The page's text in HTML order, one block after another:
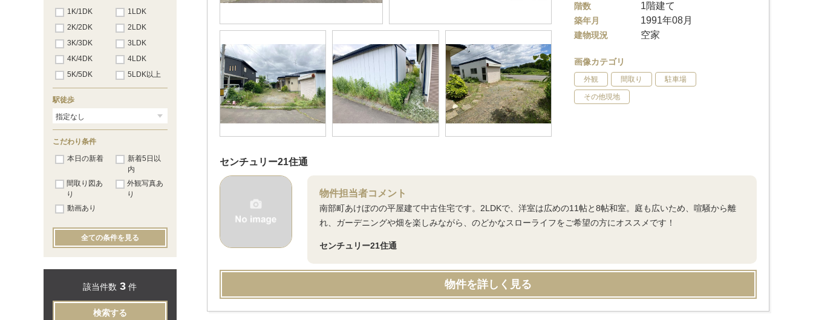
階数 1階建て
築年月 1991年08月
建物現況 空家
画像カテゴリ
外観 間取り 駐車場
その他現地
センチュリー21住通
物件担当者コメント
南部町あけぼのの平屋建て中古住宅です。2LDKで、洋室は広めの11帖と8帖和室。庭も広いため、喧騒から離
れ、ガーデニングや畑を楽しみながら、のどかなスローライフをご希望の方にオススメです！
センチュリー21住通
物件を詳しく見る
1K/1DK
1LDK
2K/2DK
2LDK
3K/3DK
3LDK
4K/4DK
4LDK
5K/5DK
5LDK以上
駅徒歩
こだわり条件
本日の新着
新着5日以
内
間取り図あ
り
外観写真あ
り
動画あり
全ての条件を見る
該当件数 3 件
検索する